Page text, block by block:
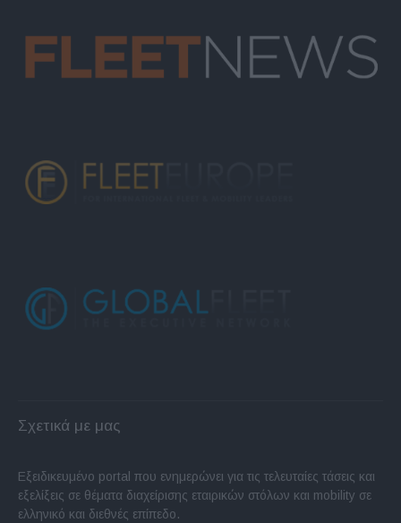
Σχετικά με μας
Εξειδικευμένο portal που ενημερώνει για τις τελευταίες τάσεις και
εξελίξεις σε θέματα διαχείρισης εταιρικών στόλων και mobility σε
ελληνικό και διεθνές επίπεδο.